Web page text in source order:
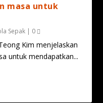
masa untuk
Sepak | 0
Kim menjelaskan
untuk mendapatkan...